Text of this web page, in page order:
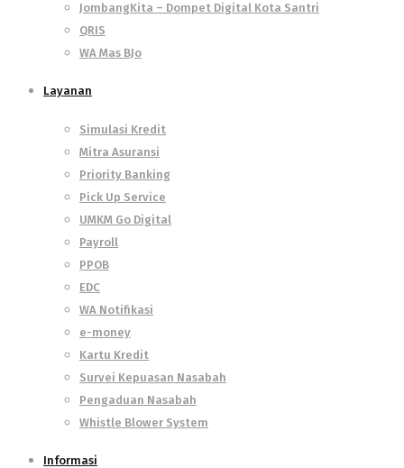
JombangKita – Dompet Digital Kota Santri
QRIS
WA Mas BJo
Layanan
Simulasi Kredit
Mitra Asuransi
Priority Banking
Pick Up Service
UMKM Go Digital
Payroll
PPOB
EDC
WA Notifikasi
e-money
Kartu Kredit
Survei Kepuasan Nasabah
Pengaduan Nasabah
Whistle Blower System
Informasi